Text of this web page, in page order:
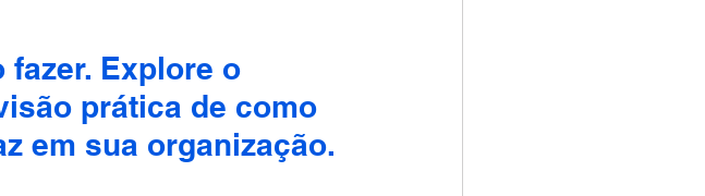
fazer. Explore o
prática de como
em sua organização.